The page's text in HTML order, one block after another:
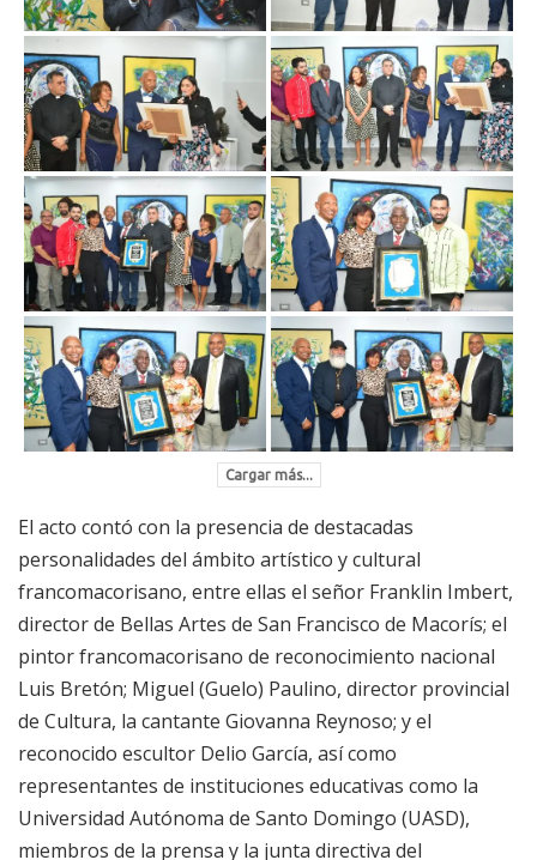
Cargar más...
El acto contó con la presencia de destacadas
personalidades del ámbito artístico y cultural
francomacorisano, entre ellas el señor Franklin Imbert,
director de Bellas Artes de San Francisco de Macorís; el
pintor francomacorisano de reconocimiento nacional
Luis Bretón; Miguel (Guelo) Paulino, director provincial
de Cultura, la cantante Giovanna Reynoso; y el
reconocido escultor Delio García, así como
representantes de instituciones educativas como la
Universidad Autónoma de Santo Domingo (UASD),
miembros de la prensa y la junta directiva del